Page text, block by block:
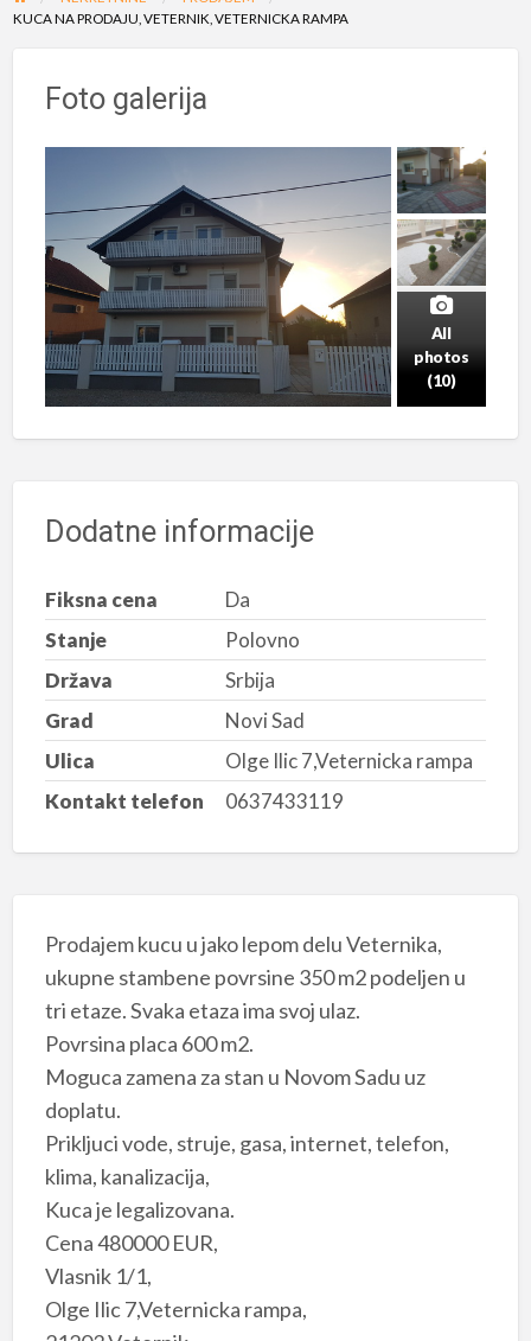
KUCA NA PRODAJU, VETERNIK, VETERNICKA RAMPA
Foto galerija
All
photos
(10)
Dodatne informacije
Fiksna cena
Da
Stanje
Polovno
Država
Srbija
Grad
Novi Sad
Ulica
Olge Ilic 7,Veternicka rampa
Kontakt telefon
0637433119
Prodajem kucu u jako lepom delu Veternika,
ukupne stambene povrsine 350 m2 podeljen u
tri etaze. Svaka etaza ima svoj ulaz.
Povrsina placa 600 m2.
Moguca zamena za stan u Novom Sadu uz
doplatu.
Prikljuci vode, struje, gasa, internet, telefon,
klima, kanalizacija,
Kuca je legalizovana.
Cena 480000 EUR,
Vlasnik 1/1,
Olge Ilic 7,Veternicka rampa,